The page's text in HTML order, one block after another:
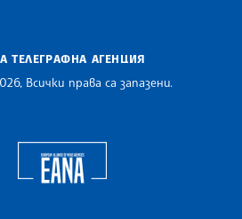
ТЕЛЕГРАФНА АГЕНЦИЯ
Всички права са запазени.
Assocoation of the Balkan News Agencies